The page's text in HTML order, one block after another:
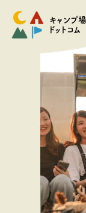
キャンプ場
ドットコム
予約